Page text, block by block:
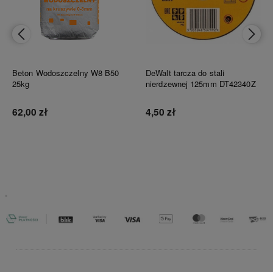
Beton Wodoszczelny W8 B50
25kg
62,00 zł
DeWalt tarcza do stali
nierdzewnej 125mm DT42340Z
4,50 zł